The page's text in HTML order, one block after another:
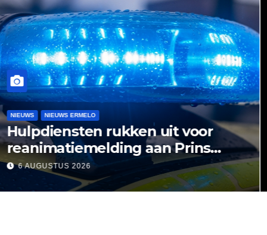
NIEUWS NIEUWS ERMELO NIEUWS HARDERWIJK
Museum Het Pakhuis Ermelo
zoekt nazaten van
visser
6 AUGUSTUS 2026